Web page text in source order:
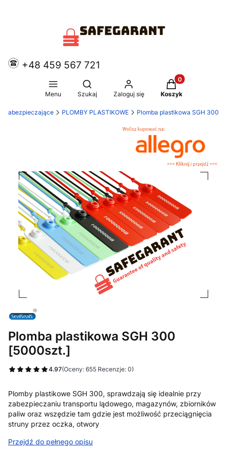
+48 459 567 721
Menu
Otwórz wyszukiwarkę
Szukaj Zaloguj się
Produkty w
Koszyk
zabezpieczające PLOMBY PLASTIKOWE Plomba plastikowa SGH 300
Plomba plastikowa SGH 300
[5000szt.]
4.97(Oceny: 655 Recenzje: 0)
Plomby plastikowe SGH 300, sprawdzają się idealnie przy
zabezpieczaniu transportu lądowego, magazynów, zbiorników
paliw oraz wszędzie tam gdzie jest możliwość przeciągnięcia
struny przez oczka, otwory
Przejdź do pełnego opisu